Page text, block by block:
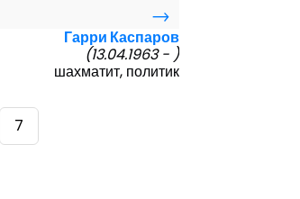
→
Гарри Каспаров
(13.04.1963 - )
шахматит, политик
7